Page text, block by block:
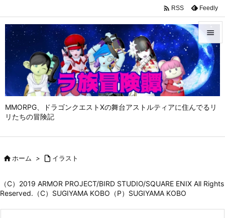
MMORPG、ドラゴンクエストⅩの舞台アストルティアに住んでるリ
リたちの冒険記


メニュ

サイド

 RSS Feedly
ホーム >  イラスト
（C）2019 ARMOR PROJECT/BIRD STUDIO/SQUARE ENIX All Rights
Reserved.（C）SUGIYAMA KOBO（P）SUGIYAMA KOBO